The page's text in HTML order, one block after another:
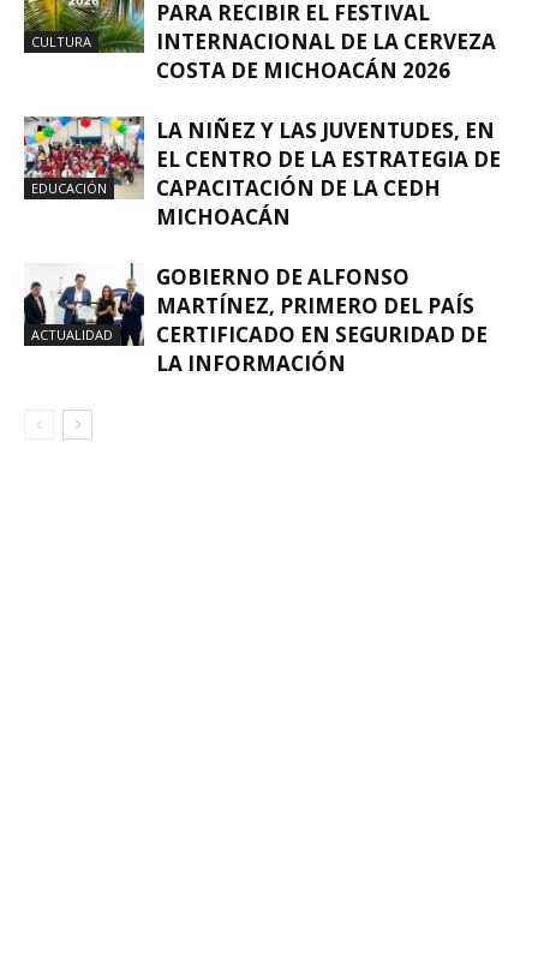
CULTURA
PARA RECIBIR EL FESTIVAL
INTERNACIONAL DE LA CERVEZA
COSTA DE MICHOACÁN 2026
EDUCACIÓN
LA NIÑEZ Y LAS JUVENTUDES, EN
EL CENTRO DE LA ESTRATEGIA DE
CAPACITACIÓN DE LA CEDH
MICHOACÁN
ACTUALIDAD
GOBIERNO DE ALFONSO
MARTÍNEZ, PRIMERO DEL PAÍS
CERTIFICADO EN SEGURIDAD DE
LA INFORMACIÓN